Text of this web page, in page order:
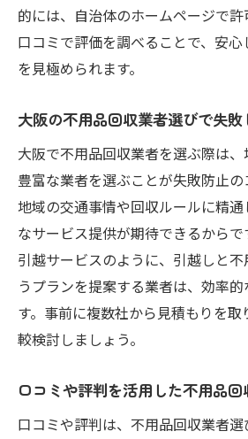
的には、自治体のホームページで許
口コミで評価を調べることで、安
を見極められます。
大阪の不用品回収業者選びで失敗
大阪で不用品回収業者を選ぶ際は
豊富な業者を選ぶことが失敗防止の
地域の交通事情や回収ルールに精
なサービス提供が期待できるからで
引越サービスのように、引越しと
うプランを提案する業者は、効率
す。事前に複数社から見積もりを
較検討しましょう。
口コミや評判を活用した不用品
口コミや評判は、不用品回収業者